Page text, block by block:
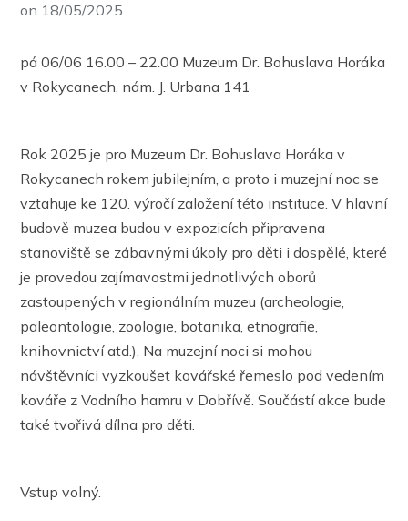
on 18/05/2025
pá 06/06 16.00 – 22.00 Muzeum Dr. Bohuslava Horáka
v Rokycanech, nám. J. Urbana 141
Rok 2025 je pro Muzeum Dr. Bohuslava Horáka v
Rokycanech rokem jubilejním, a proto i muzejní noc se
vztahuje ke 120. výročí založení této instituce. V hlavní
budově muzea budou v expozicích připravena
stanoviště se zábavnými úkoly pro děti i dospělé, které
je provedou zajímavostmi jednotlivých oborů
zastoupených v regionálním muzeu (archeologie,
paleontologie, zoologie, botanika, etnografie,
knihovnictví atd.). Na muzejní noci si mohou
návštěvníci vyzkoušet kovářské řemeslo pod vedením
kováře z Vodního hamru v Dobřívě. Součástí akce bude
také tvořivá dílna pro děti.
Vstup volný.